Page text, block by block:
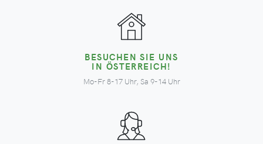
BESUCHEN SIE UNS
IN ÖSTERREICH!
Mo-Fr 8-17 Uhr, Sa 9-14 Uhr